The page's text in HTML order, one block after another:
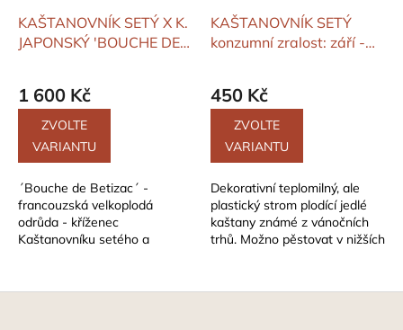
KAŠTANOVNÍK SETÝ X K.
JAPONSKÝ 'BOUCHE DE
1 600 Kč
ZVOLTE
VARIANTU
´Bouche de Betizac´ -
francouzská velkoplodá
odrůda - kříženec
Kaštanovníku setého a
vyniká...
KAŠTANOVNÍK SETÝ
konzumní zralost: září -
450 Kč
ZVOLTE
VARIANTU
Dekorativní teplomilný, ale
plastický strom plodící jedlé
kaštany známé z vánočních
trhů. Možno pěstovat v nižších